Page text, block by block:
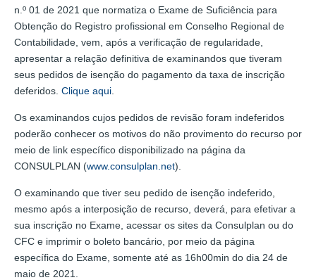
n.º 01 de 2021 que normatiza o Exame de Suficiência para
Obtenção do Registro profissional em Conselho Regional de
Contabilidade, vem, após a verificação de regularidade,
apresentar a relação definitiva de examinandos que tiveram
seus pedidos de isenção do pagamento da taxa de inscrição
deferidos. Clique aqui
Os examinandos cujos pedidos de revisão foram indeferidos
poderão conhecer os motivos do não provimento do recurso por
meio de link específico disponibilizado na página da
CONSULPLAN (www.consulplan.net).
O examinando que tiver seu pedido de isenção indeferido,
mesmo após a interposição de recurso, deverá, para efetivar a
sua inscrição no Exame, acessar os sites da Consulplan ou do
CFC e imprimir o boleto bancário, por meio da página
específica do Exame, somente até as 16h00min do dia 24 de
maio de 2021.